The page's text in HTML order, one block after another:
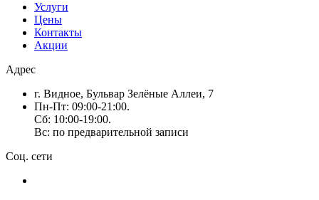
Услуги
Цены
Контакты
Акции
Адрес
г. Видное, Бульвар Зелёные Аллеи, 7
Пн-Пт: 09:00-21:00.
Сб: 10:00-19:00.
Вс: по предварительной записи
Соц. сети